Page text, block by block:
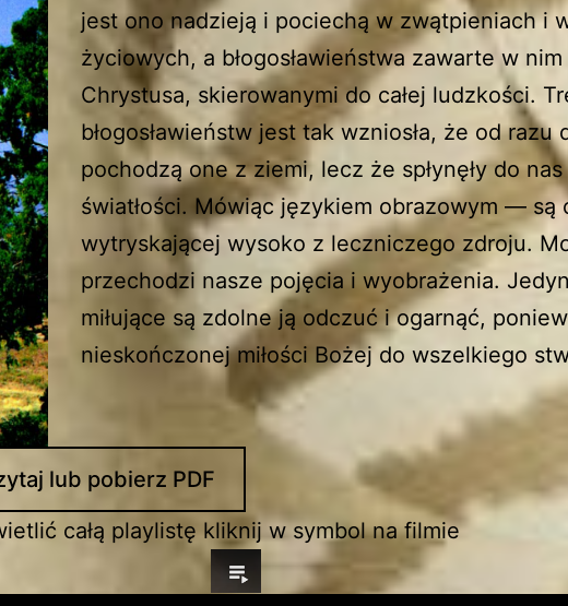
jest ono nadzieją i pociechą w zwątpieniach i
życiowych, a błogosławieństwa zawarte w
Chrystusa, skierowanymi do całej ludzkości.
błogosławieństw jest tak wzniosła, że od
pochodzą one z ziemi, lecz że spłynęły do
światłości. Mówiąc językiem obrazowym — są
wytryskającej wysoko z leczniczego zdroju.
przechodzi nasze pojęcia i wyobrażenia.
miłujące są zdolne ją odczuć i ogarnąć,
nieskończonej miłości Bożej do wszelkiego
lub pobierz PDF
całą playlistę kliknij w symbol na filmie